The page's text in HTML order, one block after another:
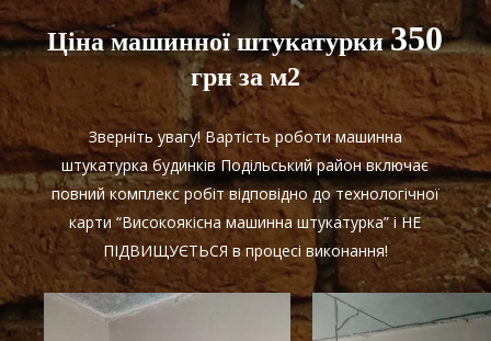
Ціна машинної штукатурки350
грн за м2
Зверніть увагу! Вартість роботи машинна
штукатурка будинків Подільський район включає
повний комплекс робіт відповідно до технологічної
карти “Високоякісна машинна штукатурка” і НЕ
ПІДВИЩУЄТЬСЯ в процесі виконання!